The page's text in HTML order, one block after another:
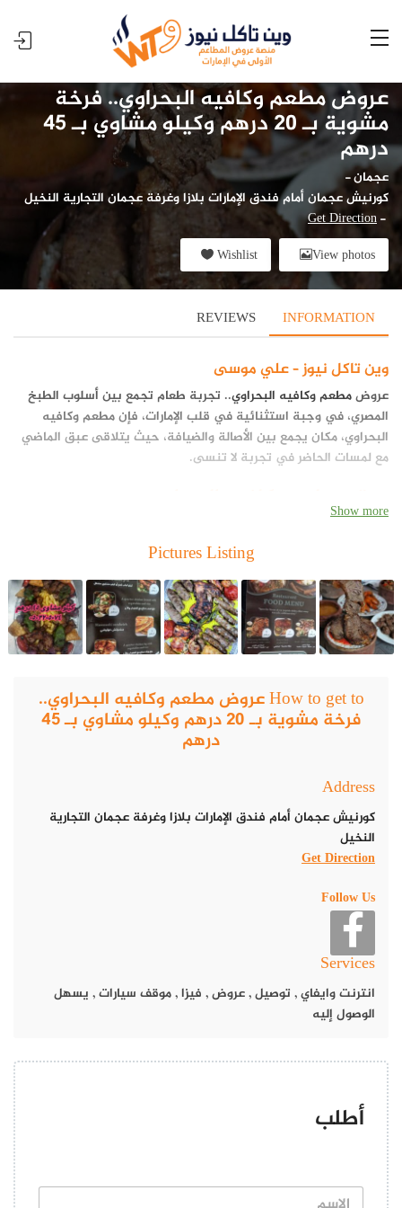
عروض مطعم وكافيه البحراوي.. فرخة
مشوية بـ 20 درهم وكيلو مشاوي بـ 45
درهم
عجمان-
كورنيش عجمان أمام فندق الإمارات بلازا وغرفة عجمان التجارية النخيل
-
Get Direction
View photos
Wishlist
INFORMATION
REVIEWS
وين تاكل نيوز – علي موسى
عروضمطعم وكافيه البحراوي.. تجربة طعام تجمع بين أسلوب الطبخ
المصري، في وجبة استثنائية في قلب الإمارات، فإن مطعم وكافيه
البحراوي، مكان يجمع بين الأصالة والضيافة، حيث يتلاقى عبق الماضي
مع لمسات الحاضر في تجربة لا تنسى.
موقع مطعم وكافيه البحراوي
عجمان ـ كورنيش عجمان أمام فندق الإمارات بلازا وغرفة عجمان التجارية
النخيل – الإمارات العربية المتحدة.
عروض مطعم وكافيه البحراوي
مطعم وكافيه البحراوي، يجمع بين الأجواء الفاخرة والطبيعة الخلابة،
مريحة ودافئة.
قائمة طعام مطعم وكافية البحراوي، مستوحاة من المطبخ المصري
يتميز مطعم وكافيه البحراوي، بتقديم مأكولات مستوحاة من المطابخ
المصرية مع لمسات خاصة تبرز النكهات الأصيلة.
تضم قائمة الطعام خيارات متنوعة تشمل جميع المأكولات المصرية
عكاوي
عروض مطعم وكافيه البحراوي
مطعم وكافيه البحراوي، يقدم لزواره مع كل لقمة تجربة جديدة مع
المذاق الخاص.
مطعم وكافيه البحراوي ليس مجرد مكان لتناول الطعام، بل هو تجربة
يتم إعداد الأطباق بأيدي خبراء محترفين باستخدام مكونات طازجة
وتوابل فريدة.
مطعم وكافيه البحراوي يقدم جلسات مريحة
وأجواء عائلية
يُعد مطعم وكافيه البحراوي وجهة مثالية للعائلات وعشاق الأطباق
Show more
Pictures Listing
How to get to عروض مطعم وكافيه البحراوي..
فرخة مشوية بـ 20 درهم وكيلو مشاوي بـ 45
درهم
Address
كورنيش عجمان أمام فندق الإمارات بلازا وغرفة عجمان التجارية
النخيل
Get Direction
Follow Us
Services
انترنت وايفاي, توصيل,عروض, فيزا,موقف سيارات, يسهل
الوصول إليه
أطلب
ا